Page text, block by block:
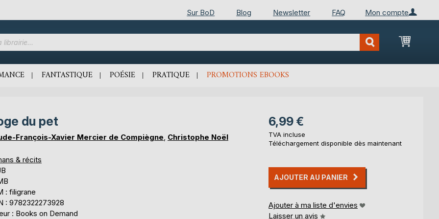
Mon compte
Sur BoD Blog Newsletter FAQ
Mon
FANTASTIQUE POÉSIE PRATIQUE PROMOTIONS EBOOKS
du pet
François-Xavier Mercier de Compiègne, Christophe Noël
& récits
: filigrane
: 9782322273928
: Books on Demand
6,99 €
TVA incluse
Téléchargement disponible dès maintenant
AJOUTER AU PANIER
Ajouter à ma liste d'envies
Laisser un avis